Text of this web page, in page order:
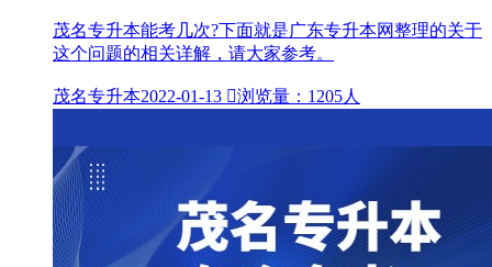
茂名专升本能考几次?下面就是广东专升本网整理的关于
这个问题的相关详解，请大家参考。
茂名专升本2022-01-13 浏览量：1205人